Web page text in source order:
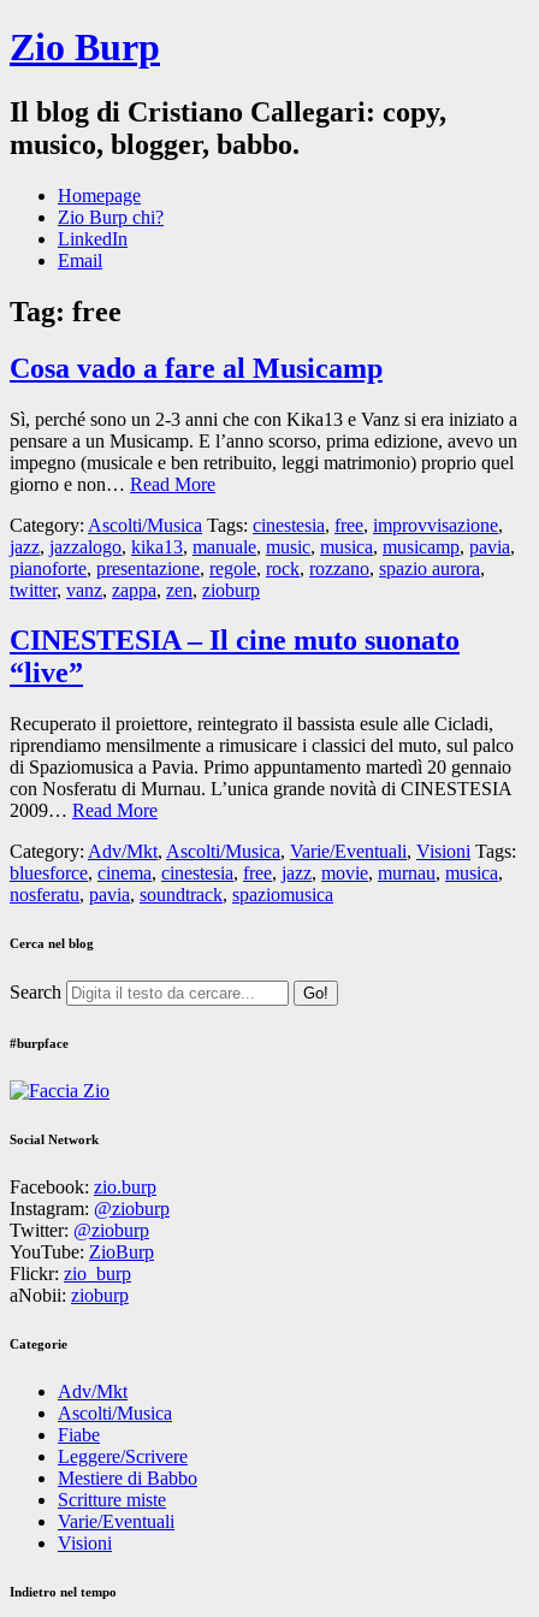
Zio Burp
Il blog di Cristiano Callegari: copy,
musico, blogger, babbo.
Homepage
Zio Burp chi?
LinkedIn
Email
Tag: free
Cosa vado a fare al Musicamp
Sì, perché sono un 2-3 anni che con Kika13 e Vanz si era iniziato a
pensare a un Musicamp. E l’anno scorso, prima edizione, avevo un
impegno (musicale e ben retribuito, leggi matrimonio) proprio quel
giorno e non… Read More
Category: Ascolti/Musica Tags: cinestesia, free, improvvisazione,
jazz, jazzalogo, kika13, manuale, music, musica, musicamp, pavia,
pianoforte, presentazione, regole, rock, rozzano, spazio aurora,
twitter, vanz, zappa, zen, zioburp
CINESTESIA – Il cine muto suonato
“live”
Recuperato il proiettore, reintegrato il bassista esule alle Cicladi,
riprendiamo mensilmente a rimusicare i classici del muto, sul palco
di Spaziomusica a Pavia. Primo appuntamento martedì 20 gennaio
con Nosferatu di Murnau. L’unica grande novità di CINESTESIA
2009… Read More
Category: Adv/Mkt, Ascolti/Musica, Varie/Eventuali, Visioni Tags:
bluesforce, cinema, cinestesia, free, jazz, movie, murnau, musica,
nosferatu, pavia, soundtrack, spaziomusica
Cerca nel blog
Search
#burpface
Social Network
Facebook: zio.burp
Instagram: @zioburp
Twitter: @zioburp
YouTube: ZioBurp
Flickr: zio_burp
aNobii: zioburp
Categorie
Adv/Mkt
Ascolti/Musica
Fiabe
Leggere/Scrivere
Mestiere di Babbo
Scritture miste
Varie/Eventuali
Visioni
Indietro nel tempo